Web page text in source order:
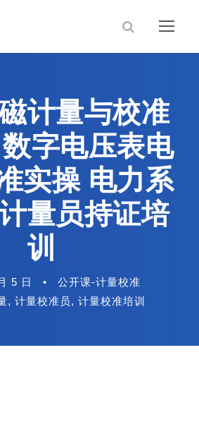
计量与校准
字电压表电
实操 电力系
量员持证培
训
5 日 •
公开课-计量校准
, 计量校准员, 计量校准培训